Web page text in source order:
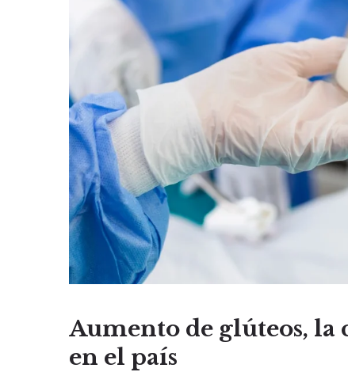
Aumento de glúteos, la
en el país